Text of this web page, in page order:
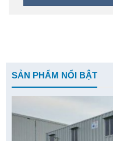
SẢN PHẨM NỔI BẬT